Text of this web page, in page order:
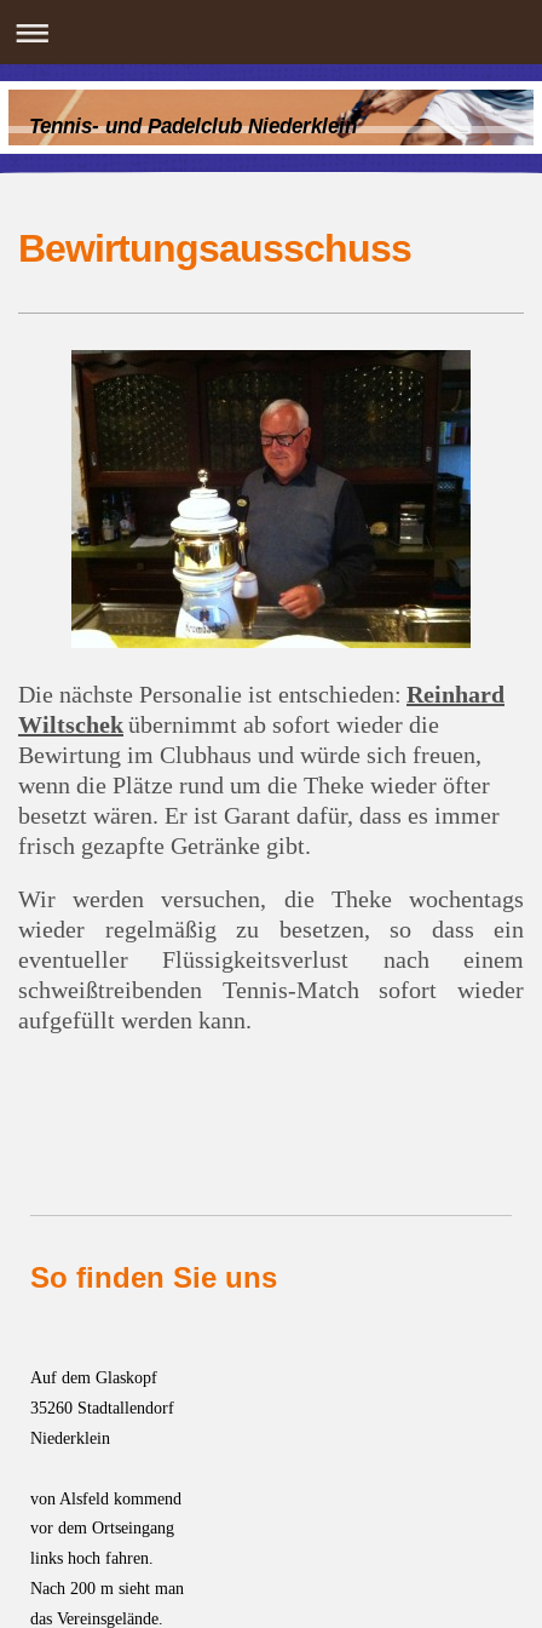
Tennis- und Padelclub Niederklein
Bewirtungsausschuss
Die nächste Personalie ist entschieden: Reinhard
Wiltschekübernimmt ab sofort wieder die
Bewirtung im Clubhaus und würde sich freuen,
wenn die Plätze rund um die Theke wieder öfter
besetzt wären. Er ist Garant dafür, dass es immer
frisch gezapfte Getränke gibt.
Wir werden versuchen, die Theke wochentags
wieder regelmäßig zu besetzen, so dass ein
eventueller Flüssigkeitsverlust nach einem
schweißtreibenden Tennis-Match sofort wieder
aufgefüllt werden kann.
So finden Sie uns
Auf dem Glaskopf
35260 Stadtallendorf
Niederklein
von Alsfeld kommend
vor dem Ortseingang
links hoch fahren.
Nach 200 m sieht man
das Vereinsgelände.